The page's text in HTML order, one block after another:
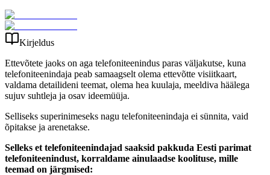
Kirjeldus
Ettevõtete jaoks on aga telefoniteenindus paras väljakutse, kuna
telefoniteenindaja peab samaagselt olema ettevõtte visiitkaart,
valdama detailideni teemat, olema hea kuulaja, meeldiva häälega
sujuv suhtleja ja osav ideemüüja.
Selliseks superinimeseks nagu telefoniteenindaja ei sünnita, vaid
õpitakse ja arenetakse.
Selleks et telefoniteenindajad saaksid pakkuda Eesti parimat
telefoniteenindust, korraldame ainulaadse koolituse, mille
teemad on järgmised: